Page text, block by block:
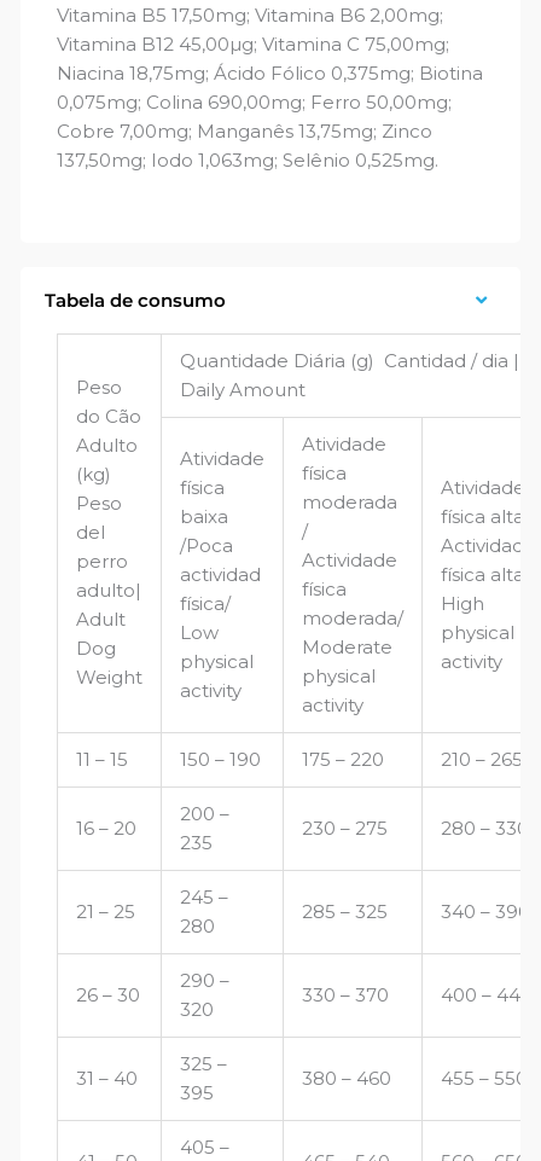
Vitamina B5 17,50mg; Vitamina B6 2,00mg;
Vitamina B12 45,00µg; Vitamina C 75,00mg;
Niacina 18,75mg; Ácido Fólico 0,375mg; Biotina
0,075mg; Colina 690,00mg; Ferro 50,00mg;
Cobre 7,00mg; Manganês 13,75mg; Zinco
137,50mg; Iodo 1,063mg; Selênio 0,525mg.
Tabela de consumo
Peso
do Cão
Adulto
(kg)
Peso
del
perro
adulto|
Adult
Dog
Weight
Quantidade Diária (g) Cantidad / dia |
Daily Amount
Atividade
física
baixa
/Poca
actividad
física/
Low
physical
activity
Atividade
física
moderada
/
Actividade
física
moderada/
Moderate
physical
activity
Atividade
física alta /
Actividade
física alta/
High
physical
activity
11 – 15 150 – 190 175 – 220 210 – 265
16 – 20
200 –
235
230 – 275 280 – 330
21 – 25
245 –
280
285 – 325 340 – 390
26 – 30
290 –
320
330 – 370 400 – 445
31 – 40
325 –
395
380 – 460 455 – 550
405 –